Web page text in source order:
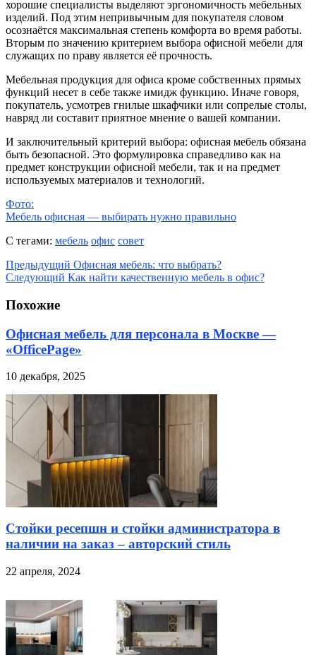
хорошие специалисты выделяют эргономичность мебельных
изделий. Под этим непривычным для покупателя словом
осознаётся максимальная степень комфорта во время работы.
Вторым по значению критерием выбора офисной мебели для
служащих по праву является её прочность.
Мебельная продукция для офиса кроме собственных прямых
функций несет в себе также имидж функцию. Иначе говоря,
покупатель, усмотрев гнилые шкафчики или сопрелые столы,
навряд ли составит приятное мнение о вашей компании.
И заключительный критерий выбора: офисная мебель обязана
быть безопасной. Это формулировка справедливо как на
предмет конструкции офисной мебели, так и на предмет
используемых материалов и технологий.
Фото:
Мебель офисная — выбирать нужно правильно
С тегами: мебель офис совет
Предыдущий Офисная мебель: что выбрать?
Следующий Как найти качественную мебель в офис?
Похожие
Офисная мебель для персонала в Москве —
«OfficePage»
10 декабря, 2025
Стойки ресепшн и стойки администратора в
наличии на заказ – авторский стиль
22 апреля, 2024